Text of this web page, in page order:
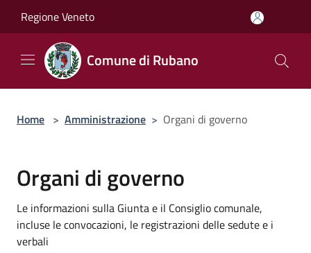
Regione Veneto
Comune di Rubano
Home > Amministrazione > Organi di governo
Organi di governo
Le informazioni sulla Giunta e il Consiglio comunale,
incluse le convocazioni, le registrazioni delle sedute e i
verbali